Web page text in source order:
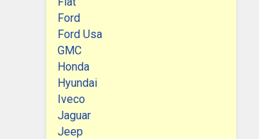
Ford
Ford Usa
GMC
Honda
Hyundai
Iveco
Jaguar
Jeep